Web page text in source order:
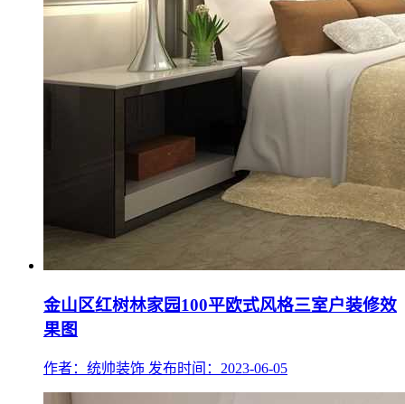
金山区红树林家园100平欧式风格三室户装修效
果图
作者：统帅装饰 发布时间：2023-06-05